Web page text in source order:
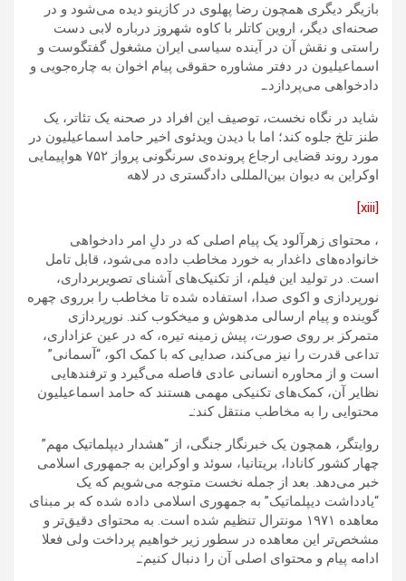
بازیگر دیگری همچون رضا پهلوی در کازینو دیده می‌شود و در
صحنه‌ای دیگر، اروین کاتلر با کاوه شهروز درباره لابی دست
راستی و نقش آن در آینده سیاسی ایران مشغول گفتگوست و
اسماعیلیون در دفتر مشاوره حقوقی پیام اخوان به چاره‌جویی و
دادخواهی می‌پردازد.ـ
شاید در نگاه نخست، توصیف این افراد در صحنه یک تئاتر، یک
طنز تلخ جلوه کند؛ اما با دیدن ویدئوی اخیر حامد اسماعیلیون در
مورد روند قضایی ارجاع پرونده‌ی سرنگونی پرواز ۷۵۲ هواپیمایی
اوکراین به دیوان بین‌المللی دادگستری در لاهه
[xiii]
، محتوای زهرآلود یک پیام اصلی که در دلِ امر دادخواهی
خانواده‌های داغدار به خورد مخاطب داده می‌شود، قابل تامل
است. در تولید این فیلم، از تکنیک‌های آشنای تصویربرداری،
نورپردازی و اکوی صدا، استفاده شده تا مخاطب را برروی چهره
گوینده و پیام ارسالی مدهوش و میخکوب کند. نورپردازی
متمرکز بر روی صورت، پیش زمینه تیره، که در عین عزاداری،
تداعی قدرت را نیز می‌کند، صدایی که با کمک اکو، “آسمانی”
است و از محاوره انسانی عادی فاصله می‌گیرد و ترفندهایی
نظایر آن، کمک‌های تکنیکی مهمی هستند که حامد اسماعیلیون
محتوایی را به مخاطب منتقل کند:ـ
روایتگر، همچون یک خبرنگار جنگی، از “هشدار دیپلماتیک مهم”
چهار کشور کانادا، بریتانیا، سوئد و اوکراین به جمهوری اسلامی
خبر می‌دهد. بعد از جمله نخست متوجه می‌شویم که یک
“یادداشت دیپلماتیک” به جمهوری اسلامی داده شده که بر مبنای
معاهده ۱۹۷۱ مونترال تنظیم شده است. به محتوای دقیق‌تر و
مشخص‌تر این معاهده در سطور زیر خواهیم پرداخت ولی فعلا
ادامه پیام و محتوای اصلی آن را دنبال کنیم:ـ